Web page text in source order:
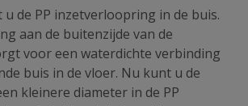
u de PP inzetverloopring in de buis.
aan de buitenzijde van de
voor een waterdichte verbinding
buis in de vloer. Nu kunt u de
kleinere diameter in de PP